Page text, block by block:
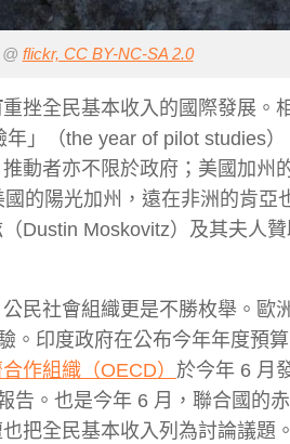
flickr, CC BY-NC-SA 2.0
重挫全民基本收入的國際發展。
」（the year of pilot studies
動者亦不限於政府；美國加州
的陽光加州，遠在非洲的肯亞
Dustin Moskovitz）及其夫人
民社會組織更是不勝枚舉。歐
。印度政府在公布今年年度預
作組織（OECD） 於今年 6 月
告。也是今年 6 月，聯合國的
把全民基本收入列為討論議題。